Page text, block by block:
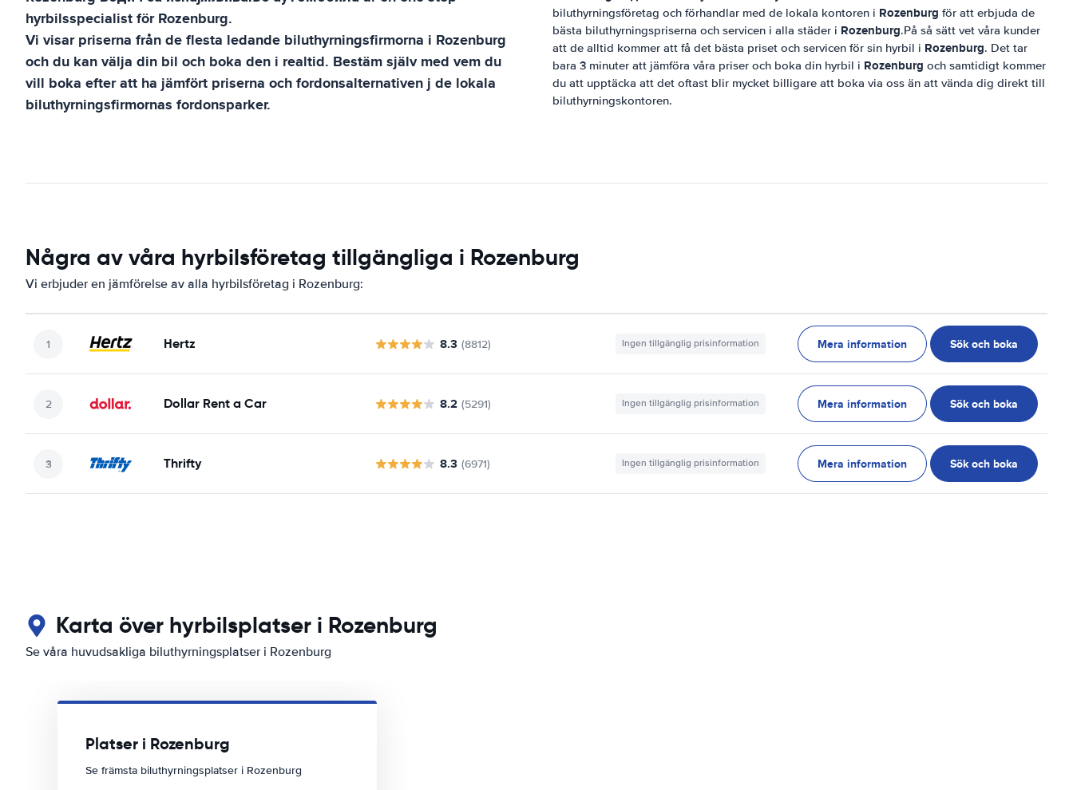
hyrbilsspecialist förRozenburg.
Vi visar priserna från de flesta ledande biluthyrningsfirmorna i Rozenburg
och du kan välja din bil och boka den i realtid. Bestäm själv med vem du
vill boka efter att ha jämfört priserna och fordonsalternativen j de lokala
biluthyrningsfirmornas fordonsparker.
biluthyrningsföretag och förhandlar med de lokala kontoren i Rozenburg för att erbjuda de
bästa biluthyrningspriserna och servicen i alla städer i Rozenburg.På så sätt vet våra kunder
att de alltid kommer att få det bästa priset och servicen för sin hyrbil i Rozenburg. Det tar
bara 3 minuter att jämföra våra priser och boka din hyrbil i Rozenburg och samtidigt kommer
du att upptäcka att det oftast blir mycket billigare att boka via oss än att vända dig direkt till
biluthyrningskontoren.
Några av våra hyrbilsföretag tillgängliga i Rozenburg
Vi erbjuder en jämförelse av alla hyrbilsföretag i Rozenburg:
Hertz 8.3 (8812) Ingen tillgänglig prisinformation Mera information Sök och boka
Dollar Rent a Car 8.2 (5291) Ingen tillgänglig prisinformation Mera information Sök och boka
Thrifty 8.3 (6971) Ingen tillgänglig prisinformation Mera information Sök och boka
Karta över hyrbilsplatser i Rozenburg
Se våra huvudsakliga biluthyrningsplatser i Rozenburg
Platser i Rozenburg
Se främsta biluthyrningsplatser i Rozenburg